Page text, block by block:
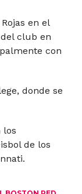
en el
club en
con
donde se
los
de los